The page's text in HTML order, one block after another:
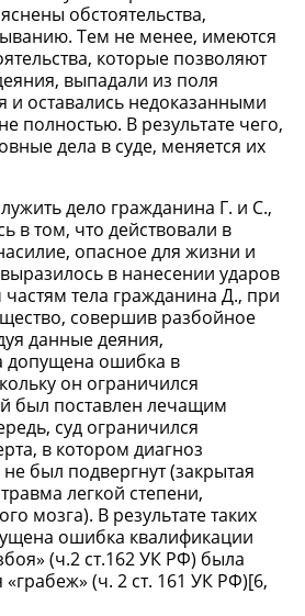
обстоятельства,
Тем не менее, имеются
которые позволяют
выпадали из поля
и оставались недоказанными
полностью. В результате чего,
дела в суде, меняется их
дело гражданина Г. и С.,
в том, что действовали в
опасное для жизни и
в нанесении ударов
тела гражданина Д., при
совершив разбойное
данные деяния,
допущена ошибка в
он ограничился
был поставлен лечащим
суд ограничился
в котором диагноз
был подвергнут (закрытая
легкой степени,
мозга). В результате таких
ошибка квалификации
(ч.2 ст.162 УК РФ) была
(ч. 2 ст. 161 УК РФ)[6,